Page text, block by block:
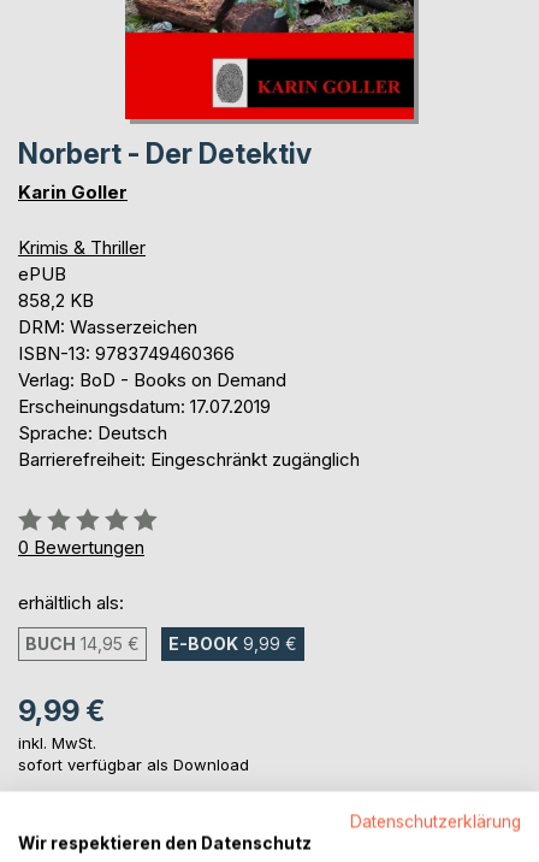
Norbert - Der Detektiv
Karin Goller
Krimis & Thriller
ePUB
858,2 KB
DRM: Wasserzeichen
ISBN-13: 9783749460366
Verlag: BoD - Books on Demand
Erscheinungsdatum: 17.07.2019
Sprache: Deutsch
Barrierefreiheit: Eingeschränkt zugänglich
Bewertung::
0%
0 Bewertungen
erhältlich als:
BUCH 14,95 € E-BOOK 9,99 €
9,99 €
inkl. MwSt.
sofort verfügbar als Download
IN DEN WARENKORB
Datenschutzerklärung
Wir respektieren den Datenschutz